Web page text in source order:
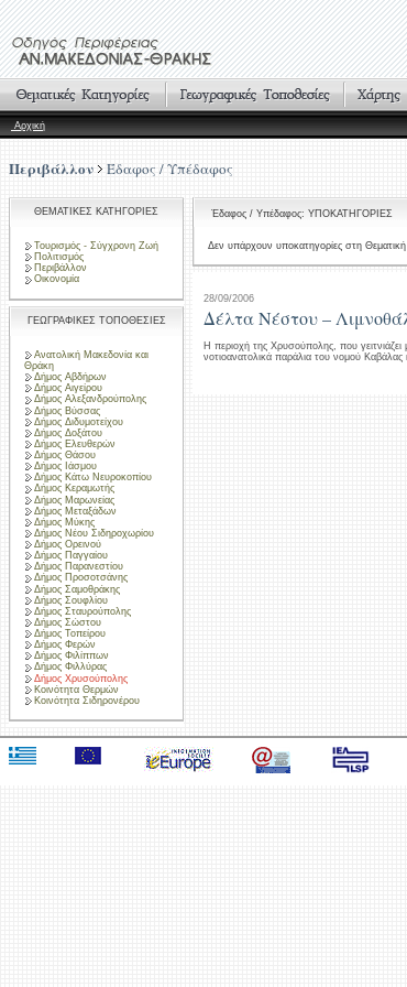
Αρχική
Περιβάλλον Έδαφος / Υπέδαφος
ΘΕΜΑΤΙΚΕΣ ΚΑΤΗΓΟΡΙΕΣ
Τουρισμός - Σύγχρονη Ζωή
Πολιτισμός
Περιβάλλον
Οικονομία
ΓΕΩΓΡΑΦΙΚΕΣ ΤΟΠΟΘΕΣΙΕΣ
Ανατολική Μακεδονία και
Θράκη
Δήμος Αβδήρων
Δήμος Αιγείρου
Δήμος Αλεξανδρούπολης
Δήμος Βύσσας
Δήμος Διδυμοτείχου
Δήμος Δοξάτου
Δήμος Ελευθερών
Δήμος Θάσου
Δήμος Ιάσμου
Δήμος Κάτω Νευροκοπίου
Δήμος Κεραμωτής
Δήμος Μαρωνείας
Δήμος Μεταξάδων
Δήμος Μύκης
Δήμος Νέου Σιδηροχωρίου
Δήμος Ορεινού
Δήμος Παγγαίου
Δήμος Παρανεστίου
Δήμος Προσοτσάνης
Δήμος Σαμοθράκης
Δήμος Σουφλίου
Δήμος Σταυρούπολης
Δήμος Σώστου
Δήμος Τοπείρου
Δήμος Φερών
Δήμος Φιλίππων
Δήμος Φιλλύρας
Δήμος Χρυσούπολης
Κοινότητα Θερμών
Κοινότητα Σιδηρονέρου
Έδαφος / Υπέδαφος: ΥΠΟΚΑΤΗΓΟΡΙΕΣ
Δεν υπάρχουν υποκατηγορίες στη Θεματική
28/09/2006
Δέλτα Νέστου –
Η περιοχή της Χρυσούπολης, που
νοτιοανατολικά παράλια του νομού